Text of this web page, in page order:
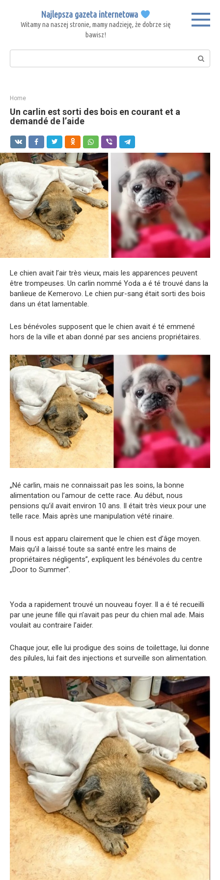
content
Najlepsza gazeta internetowa
Witamy na naszej stronie, mamy nadzieję, że dobrze się
bawisz!
Search:
Home
Un carlin est sorti des bois en courant et a
demandé de l’aide
Le chien avait l’air très vieux, mais les apparences peuvent
être trompeuses. Un carlin nommé Yoda a é té trouvé dans la
banlieue de Kemerovo. Le chien pur-sang était sorti des bois
dans un état lamentable.
Les bénévoles supposent que le chien avait é té emmené
hors de la ville et aban donné par ses anciens propriétaires.
„Né carlin, mais ne connaissait pas les soins, la bonne
alimentation ou l’amour de cette race. Au début, nous
pensions qu’il avait environ 10 ans. Il était très vieux pour une
telle race. Mais après une manipulation vété rinaire.
Il nous est apparu clairement que le chien est d’âge moyen.
Mais qu’il a laissé toute sa santé entre les mains de
propriétaires négligents”, expliquent les bénévoles du centre
„Door to Summer”.
Yoda a rapidement trouvé un nouveau foyer. Il a é té recueilli
par une jeune fille qui n’avait pas peur du chien mal ade. Mais
voulait au contraire l’aider.
Chaque jour, elle lui prodigue des soins de toilettage, lui donne
des pilules, lui fait des injections et surveille son alimentation.